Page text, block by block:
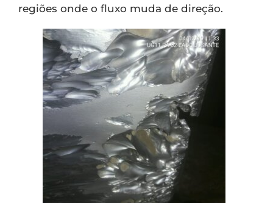
regiões onde o fluxo muda de direção.